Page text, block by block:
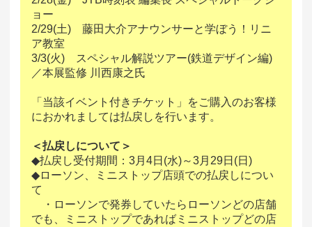
ョー
2/29(土) 藤田大介アナウンサーと学ぼう！リニ
ア教室
3/3(火) スペシャル解説ツアー(鉄道デザイン編)
／本展監修 川西康之氏
「当該イベント付きチケット」をご購入のお客様
におかれましては払戻しを行います。
＜払戻しについて＞
◆払戻し受付期間：3月4日(水)～3月29日(日)
◆ローソン、ミニストップ店頭での払戻しについ
て
・ローソンで発券していたらローソンどの店舗
でも、ミニストップであればミニストップどの店